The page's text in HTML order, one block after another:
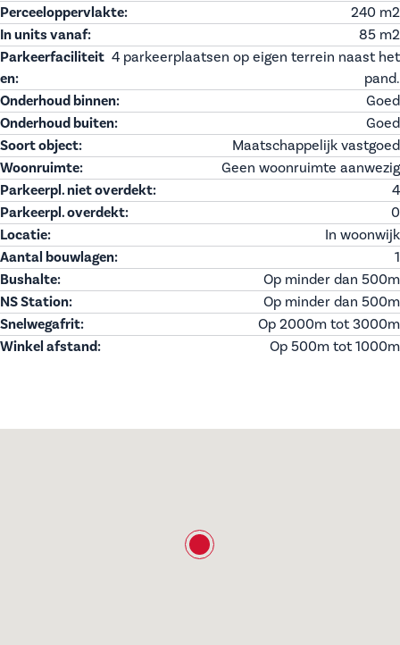
Perceeloppervlakte:
240 m2
In units vanaf:
85 m2
Parkeerfaciliteit
en:
4 parkeerplaatsen op eigen terrein naast het
pand.
Onderhoud binnen:
Goed
Onderhoud buiten:
Goed
Soort object:
Maatschappelijk vastgoed
Woonruimte:
Geen woonruimte aanwezig
Parkeerpl. niet overdekt:
4
Parkeerpl. overdekt:
0
Locatie:
In woonwijk
Aantal bouwlagen:
1
Bushalte:
Op minder dan 500m
NS Station:
Op minder dan 500m
Snelwegafrit:
Op 2000m tot 3000m
Winkel afstand:
Op 500m tot 1000m